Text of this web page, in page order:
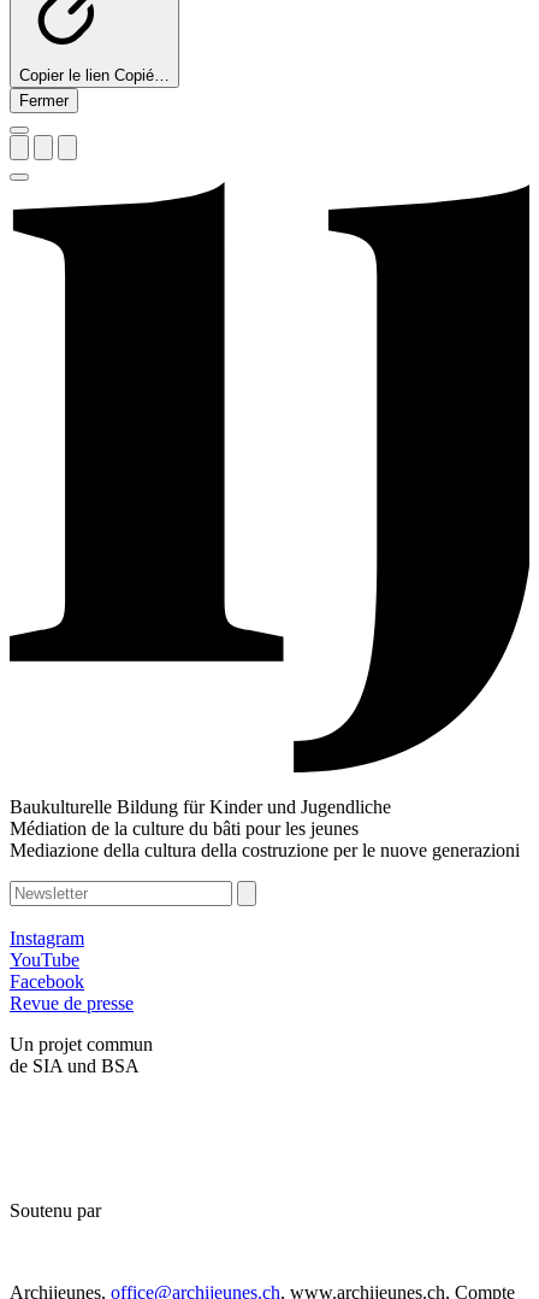
Copier le lien Copié…
Fermer
Baukulturelle Bildung für Kinder und Jugendliche
Médiation de la culture du bâti pour les jeunes
Mediazione della cultura della costruzione per le nuove generazioni
Instagram
YouTube
Facebook
Revue de presse
Un projet commun
de SIA und BSA
Soutenu par
Archijeunes, office@archijeunes.ch, www.archijeunes.ch, Compte